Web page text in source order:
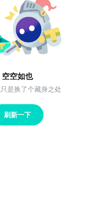
空空如也
是换了个藏身之处
刷新一下